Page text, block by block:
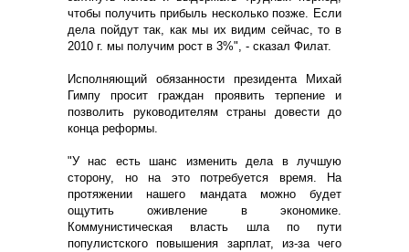
чтобы получить прибыль несколько позже. Если
дела пойдут так, как мы их видим сейчас, то в
2010 г. мы получим рост в 3%", - сказал Филат.
Исполняющий обязанности президента Михай
Гимпу просит граждан проявить терпение и
позволить руководителям страны довести до
конца реформы.
"У нас есть шанс изменить дела в лучшую
сторону, но на это потребуется время. На
протяжении нашего мандата можно будет
ощутить оживление в экономике.
Коммунистическая власть шла по пути
популистского повышения зарплат, из-за чего